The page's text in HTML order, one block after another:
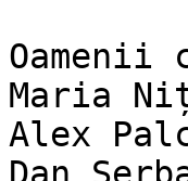
Maria
Alex